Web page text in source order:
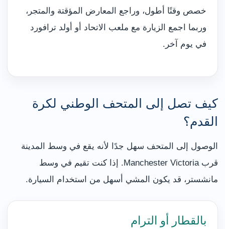
خصص وقتًا أطول، وراجع المعارض المؤقتة والمتجر،
وربما اجمع الزيارة مع ملعب الاتحاد أو أولد ترافورد
في يوم آخر.
كيف تصل إلى المتحف الوطني لكرة
القدم؟
الوصول إلى المتحف سهل جدًا لأنه يقع في وسط المدينة
قرب Manchester Victoria. إذا كنت تقيم في وسط
مانشستر، قد يكون المشي أسهل من استخدام السيارة.
بالقطار أو الترام